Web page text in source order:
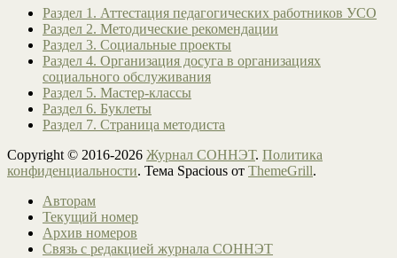
Раздел 1. Аттестация педагогических работников УСО
Раздел 2. Методические рекомендации
Раздел 3. Социальные проекты
Раздел 4. Организация досуга в организациях
социального обслуживания
Раздел 5. Мастер-классы
Раздел 6. Буклеты
Раздел 7. Страница методиста
Copyright © 2016-2026 Журнал СОННЭТ. Политика
конфиденциальности. Тема Spacious от ThemeGrill.
Авторам
Текущий номер
Архив номеров
Связь с редакцией журнала СОННЭТ